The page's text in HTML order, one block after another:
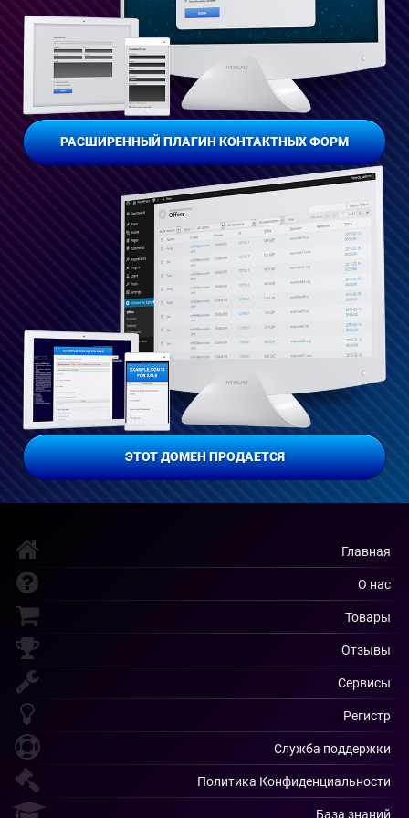
РАСШИРЕННЫЙ ПЛАГИН КОНТАКТНЫХ ФОРМ
ЭТОТ ДОМЕН ПРОДАЕТСЯ
Главная
О нас
Товары
Отзывы
Сервисы
Регистр
Служба поддержки
Политика Конфиденциальности
База знаний